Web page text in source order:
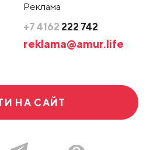
Реклама
+7 4162 222 742
reklama@amur.life
НА САЙТ